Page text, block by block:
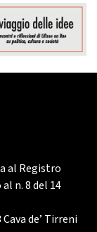
al Registro
n. 8 del 14
de’ Tirreni